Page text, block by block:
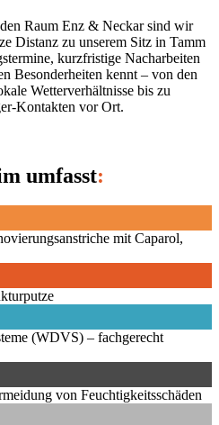
Raum Enz & Neckarsind wir
Distanz zu unserem Sitz in Tamm
kurzfristige Nacharbeiten
Besonderheiten kennt – von den
Wetterverhältnisse bis zu
Kontakten vor Ort.
umfasst:
mit Caparol,
(WDVS) – fachgerecht
von Feuchtigkeitsschäden